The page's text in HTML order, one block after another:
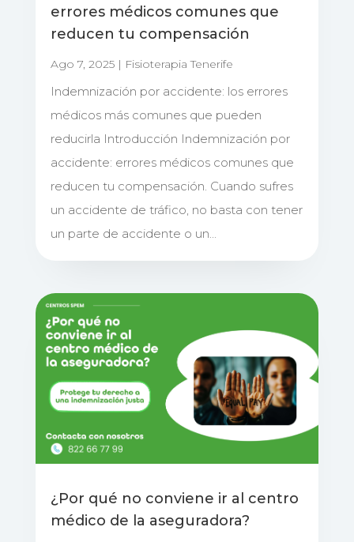
errores médicos comunes que
reducen tu compensación
Ago 7, 2025| Fisioterapia Tenerife
Indemnización por accidente: los errores
médicos más comunes que pueden
reducirla Introducción Indemnización por
accidente: errores médicos comunes que
reducen tu compensación. Cuando sufres
un accidente de tráfico, no basta con tener
un parte de accidente o un...
¿Por qué no conviene ir al centro
médico de la aseguradora?